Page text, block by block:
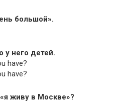
большой».
у него детей.
have?
have?
живу в Москве»?